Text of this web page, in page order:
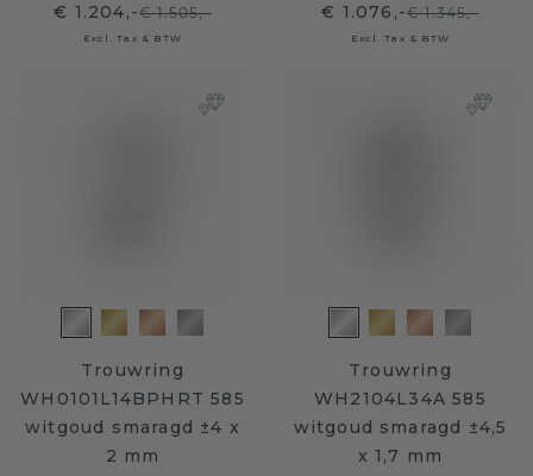
€ 1.204,-€ 1.505,-
Excl. Tax & BTW
€ 1.076,-€ 1.345,-
Excl. Tax & BTW
Trouwring
WH0101L14BPHRT 585
witgoud smaragd ±4 x
2 mm
Trouwring
WH2104L34A 585
witgoud smaragd ±4,5
x 1,7 mm